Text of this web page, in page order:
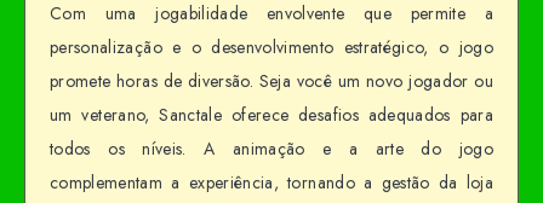
Com uma jogabilidade envolvente que permite a
personalização e o desenvolvimento estratégico, o jogo
promete horas de diversão. Seja você um novo jogador ou
um veterano, Sanctale oferece desafios adequados para
todos os níveis. A animação e a arte do jogo
complementam a experiência, tornando a gestão da loja